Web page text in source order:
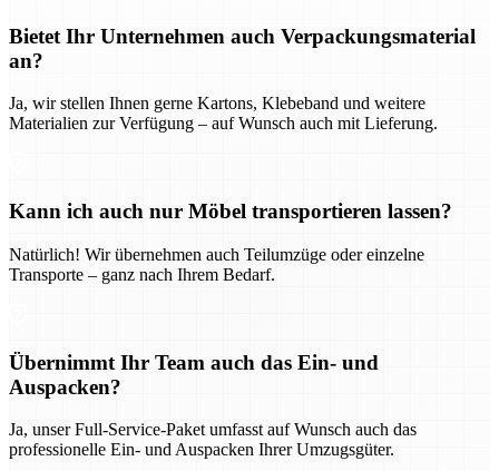
Bietet Ihr Unternehmen auch Verpackungsmaterial
an?
Ja, wir stellen Ihnen gerne Kartons, Klebeband und weitere
Materialien zur Verfügung – auf Wunsch auch mit Lieferung.
Kann ich auch nur Möbel transportieren lassen?
Natürlich! Wir übernehmen auch Teilumzüge oder einzelne
Transporte – ganz nach Ihrem Bedarf.
Übernimmt Ihr Team auch das Ein- und
Auspacken?
Ja, unser Full-Service-Paket umfasst auf Wunsch auch das
professionelle Ein- und Auspacken Ihrer Umzugsgüter.